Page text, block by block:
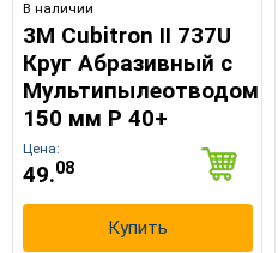
В наличии
3M Cubitron II 737U
Круг Абразивный c
Мультипылеотводом
150 мм Р 40+
Цена:
49.08
Купить